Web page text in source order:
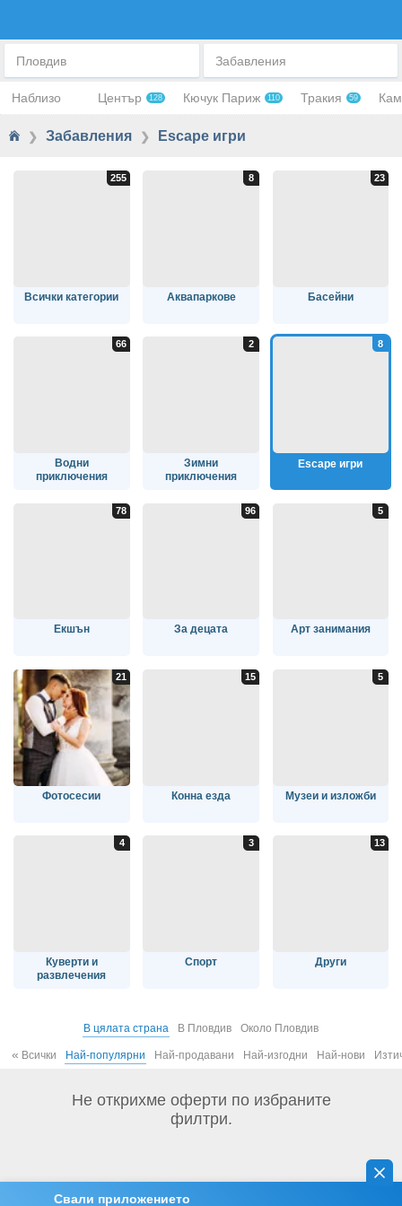
Пловдив Забавления
Наблизо Център 128 Кючук Париж 110 Тракия 59
❯ Забавления ❯ Escape игри
Всички категории Аквапаркове Басейни
Водни
приключения
Зимни
приключения
Escape игри
Екшън За децата Арт занимания
Фотосесии Конна езда Музеи и изложби
Куверти и
развлечения
Спорт Други
В цялата страна В Пловдив Около Пловдив
« Всички Най-популярни Най-продавани Най-изгодни Най-нови
Свали приложението
Не открихме оферти по избраните
филтри.